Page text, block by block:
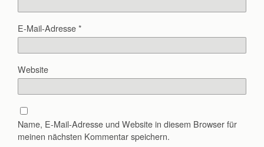
E-Mail-Adresse*
Website
Name, E-Mail-Adresse und Website in diesem Browser für
meinen nächsten Kommentar speichern.